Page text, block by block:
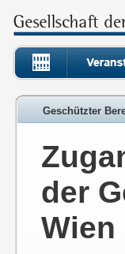
Geschützter
der
Wien